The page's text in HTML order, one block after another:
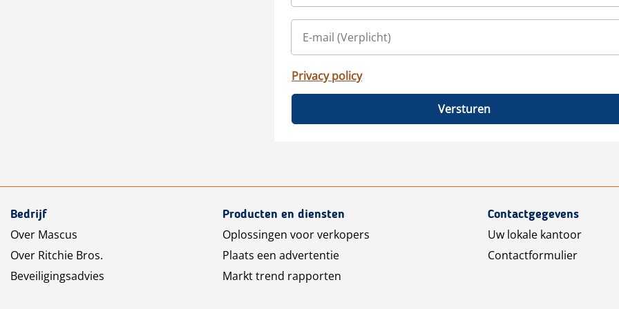
Privacy policy
Versturen
Bedrijf
Over Mascus
Over Ritchie Bros.
Beveiligingsadvies
Producten en diensten
Oplossingen voor verkopers
Plaats een advertentie
Markt trend rapporten
Contactgegevens
Uw lokale kantoor
Contactformulier